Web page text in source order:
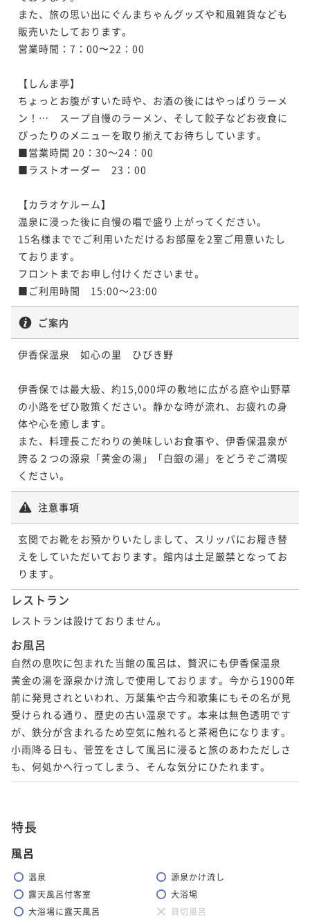
また、旅の思い出にぐんまちゃんグッズや和風雑貨なども
販売いたしております。
営業時間：7：00〜22：00
【しんま亭】
ちょっとお腹がすいた時や、お酒の後にはやっぱりラーメ
ン！…　スープ自慢のラーメン、そして餃子などお夜食に
ぴったりのメニューを取り揃えてお待ちしています。
■営業時間 20：30～24：00
■ラストオーダー　23：00
【カラオケルーム】
温泉に浸った後に自慢の唱で盛り上がってください。
15名様まででご利用いただけるお部屋を2室ご用意いたし
ております。
フロントまでお申し付けくださいませ。
■ご利用時間　15:00～23:00
ご案内
伊香保温泉　如心の里　ひびき野
伊香保では最大級、約15,000坪の敷地に広がる庭や山野草
の小路をぜひ散策ください。静かな時が流れ、お疲れの身
体や心を癒します。
また、料理長こだわりの美味しいお食事や、伊香保温泉が
誇る２つの源泉「黄金の湯」「白銀の湯」をどうぞご満喫
ください。
注意事項
玄関でお靴をお預かりいたしまして、スリッパにお履き替
えをしていただいております。館内は土足厳禁となってお
ります。
レストラン
レストランは設けておりません。
お風呂
自然の息吹に包まれた当館の風呂は、贅沢にも伊香保温泉
黄金の湯を源泉かけ流しで使用しております。今から1900年
前に発見されといわれ、万葉集や古今和歌集にもその名が見
受けられる通り、歴史の古い温泉です。本来は無色透明です
が、鉄分が含まれるため空気に触れると茶褐色になります。
小雨降る日も、菅笠をさして風呂に浸ると旅のあわただしさ
も、何処かへ行ってしまう、そんな気分にひたれます。
特長
風呂
温泉
源泉かけ流し
露天風呂付客室
大浴場
大浴場に露天風呂
貸切風呂